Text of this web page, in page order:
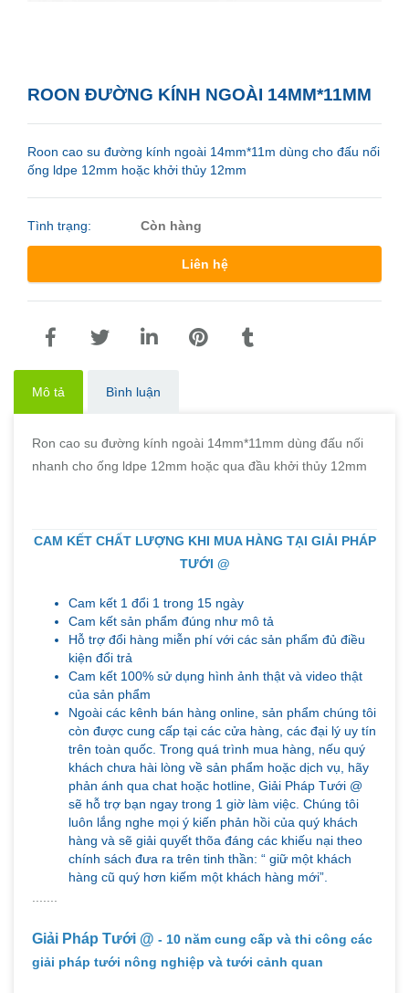
ROON ĐƯỜNG KÍNH NGOÀI 14MM*11MM
Roon cao su đường kính ngoài 14mm*11m dùng cho đấu nối
ống ldpe 12mm hoặc khởi thủy 12mm
Tình trạng: Còn hàng
Liên hệ
Mô tả Bình luận
Ron cao su đường kính ngoài 14mm*11mm dùng đấu nối
nhanh cho ống ldpe 12mm hoặc qua đầu khởi thủy 12mm
CAM KẾT CHẤT LƯỢNG KHI MUA HÀNG TẠI GIẢI PHÁP
TƯỚI @
Cam kết 1 đổi 1 trong 15 ngày
Cam kết sản phẩm đúng như mô tả
Hỗ trợ đổi hàng miễn phí với các sản phẩm đủ điều
kiện đổi trả
Cam kết 100% sử dụng hình ảnh thật và video thật
của sản phẩm
Ngoài các kênh bán hàng online, sản phẩm chúng tôi
còn được cung cấp tại các cửa hàng, các đại lý uy tín
trên toàn quốc. Trong quá trình mua hàng, nếu quý
khách chưa hài lòng về sản phẩm hoặc dịch vụ, hãy
phản ánh qua chat hoặc hotline, Giải Pháp Tưới @
sẽ hỗ trợ bạn ngay trong 1 giờ làm việc. Chúng tôi
luôn lắng nghe mọi ý kiến phản hồi của quý khách
hàng và sẽ giải quyết thõa đáng các khiếu nại theo
chính sách đưa ra trên tinh thần: “ giữ một khách
hàng cũ quý hơn kiếm một khách hàng mới”.
Giải Pháp Tưới @ - 10 năm cung cấp và thi công các
giải pháp tưới nông nghiệp và tưới cảnh quan